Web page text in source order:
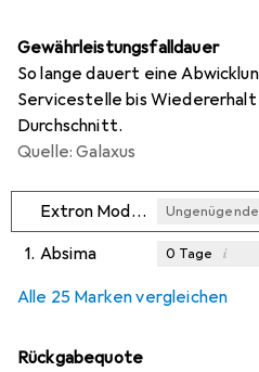
Gewährleistungsfalldauer
So lange dauert eine
Servicestelle bis
Durchschnitt.
Quelle: Galaxus
Extron Modellbau
1. Absima 0 Tage i
Alle 25 Marken vergleichen
Rückgabequote